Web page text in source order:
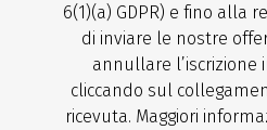
6(1)(a) GDPR) e fino alla
di inviare le nostre
annullare
cliccando sul
ricevuta. Maggiori